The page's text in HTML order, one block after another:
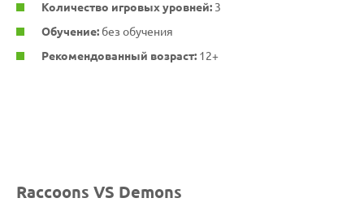
Количество игровых уровней: 3
Обучение: без обучения
Рекомендованный возраст: 12+
Raccoons VS Demons